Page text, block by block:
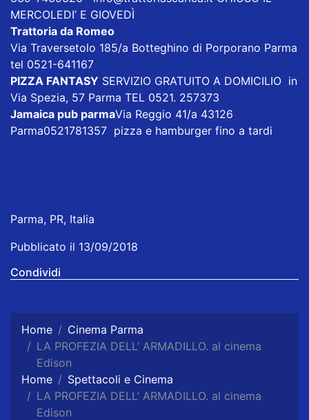
MERCOLEDI’ E GIOVEDÌ
Trattoria da Romeo
Via Traversetolo 185/a Botteghino di Porporano Parma
tel 0521-641167
PIZZA FANTASY SERVIZIO GRATUITO A DOMICILIO in
Via Spezia, 57 Parma TEL 0521. 257373
Jamaica pub parmaVia Reggio 41/a 43126
Parma0521781357 pizza e hamburger fino a tardi
Parma, PR, Italia
Pubblicato il 13/09/2018
Condividi
Home
Cinema Parma
LA PROFEZIA DELL’ ARMADILLO. al cinema
Edison
Home
Spettacoli e Cinema
LA PROFEZIA DELL’ ARMADILLO. al cinema
Edison